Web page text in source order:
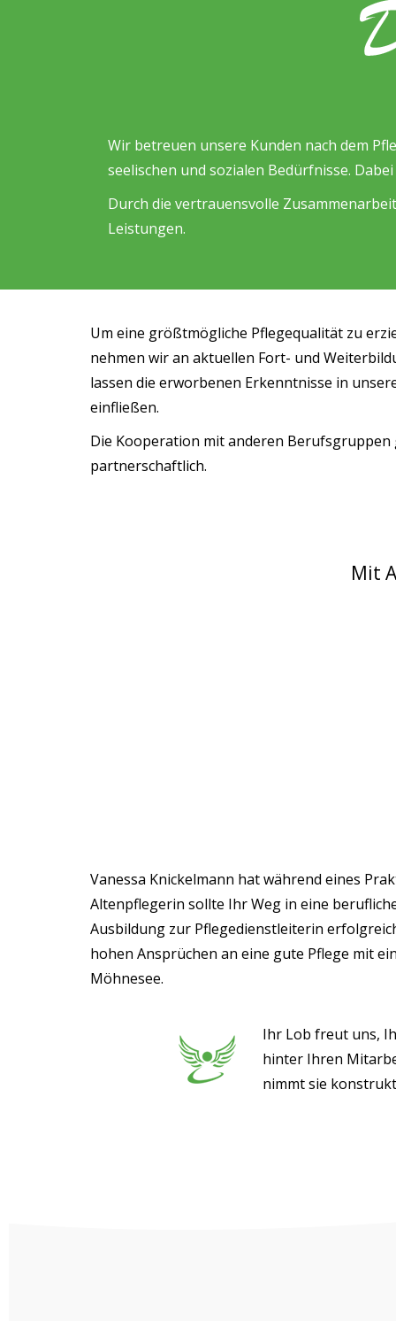
Wir betreuen unsere Kunden nach dem
seelischen und sozialen Bedürfnisse.
Durch die vertrauensvolle
Leistungen.
Um eine größtmögliche Pflegequalität zu
nehmen wir an aktuellen Fort- und
lassen die erworbenen Erkenntnisse in
einfließen.
Die Kooperation mit anderen Berufsgruppen
partnerschaftlich.
Mit
Vanessa Knickelmann hat während eines
Altenpflegerin sollte Ihr Weg in eine
Ausbildung zur Pflegedienstleiterin
hohen Ansprüchen an eine gute Pflege mit
Möhnesee.
Ihr Lob freut uns,
hinter Ihren
nimmt sie